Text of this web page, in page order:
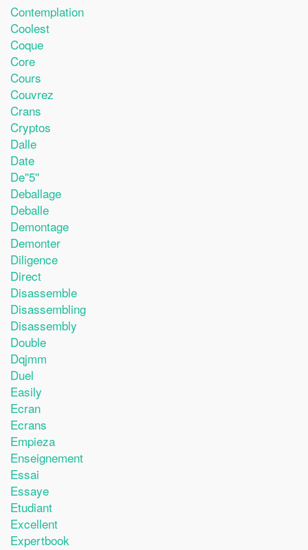
Contemplation
Coolest
Coque
Core
Cours
Couvrez
Crans
Cryptos
Dalle
Date
De''5''
Deballage
Deballe
Demontage
Demonter
Diligence
Direct
Disassemble
Disassembling
Disassembly
Double
Dqjmm
Duel
Easily
Ecran
Ecrans
Empieza
Enseignement
Essai
Essaye
Etudiant
Excellent
Expertbook